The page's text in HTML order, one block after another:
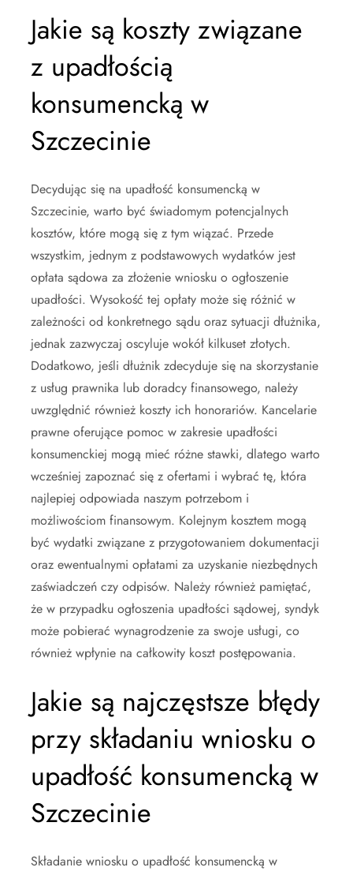
Jakie są koszty związane
z upadłością
konsumencką w
Szczecinie
Decydując się na upadłość konsumencką w
Szczecinie, warto być świadomym potencjalnych
kosztów, które mogą się z tym wiązać. Przede
wszystkim, jednym z podstawowych wydatków jest
opłata sądowa za złożenie wniosku o ogłoszenie
upadłości. Wysokość tej opłaty może się różnić w
zależności od konkretnego sądu oraz sytuacji dłużnika,
jednak zazwyczaj oscyluje wokół kilkuset złotych.
Dodatkowo, jeśli dłużnik zdecyduje się na skorzystanie
z usług prawnika lub doradcy finansowego, należy
uwzględnić również koszty ich honorariów. Kancelarie
prawne oferujące pomoc w zakresie upadłości
konsumenckiej mogą mieć różne stawki, dlatego warto
wcześniej zapoznać się z ofertami i wybrać tę, która
najlepiej odpowiada naszym potrzebom i
możliwościom finansowym. Kolejnym kosztem mogą
być wydatki związane z przygotowaniem dokumentacji
oraz ewentualnymi opłatami za uzyskanie niezbędnych
zaświadczeń czy odpisów. Należy również pamiętać,
że w przypadku ogłoszenia upadłości sądowej, syndyk
może pobierać wynagrodzenie za swoje usługi, co
również wpłynie na całkowity koszt postępowania.
Jakie są najczęstsze błędy
przy składaniu wniosku o
upadłość konsumencką w
Szczecinie
Składanie wniosku o upadłość konsumencką w